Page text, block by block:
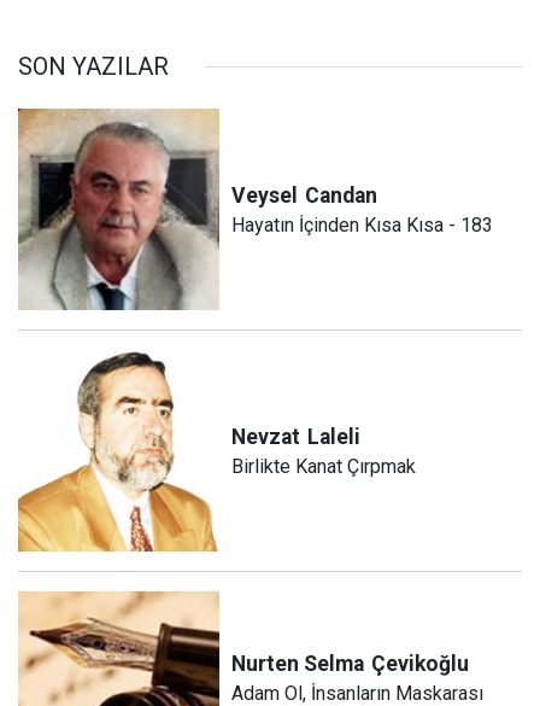
SON YAZILAR
Veysel Candan
Hayatın İçinden Kısa Kısa - 183
Nevzat Laleli
Birlikte Kanat Çırpmak
Nurten Selma Çevikoğlu
Adam Ol, İnsanların Maskarası